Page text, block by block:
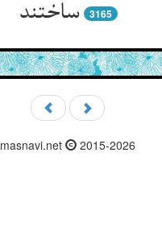
ساختند
3165
masnavi.net 2015-2026